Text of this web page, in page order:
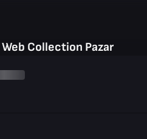
Collection Pazar